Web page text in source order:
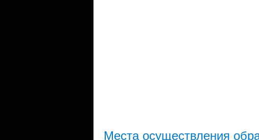
Места осуществления